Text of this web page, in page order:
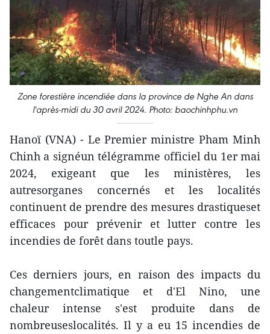
Zone forestière incendiée dans la province de Nghe An dans
l'après-midi du 30 avril 2024. Photo: baochinhphu.vn
Hanoï (VNA) - Le Premier ministre Pham Minh
Chinh a signéun télégramme officiel du 1er mai
2024, exigeant que les ministères, les
autresorganes concernés et les localités
continuent de prendre des mesures drastiqueset
efficaces pour prévenir et lutter contre les
incendies de forêt dans toutle pays.
Ces derniers jours, en raison des impacts du
changementclimatique et d'El Nino, une
chaleur intense s'est produite dans de
nombreuseslocalités. Il y a eu 15 incendies de